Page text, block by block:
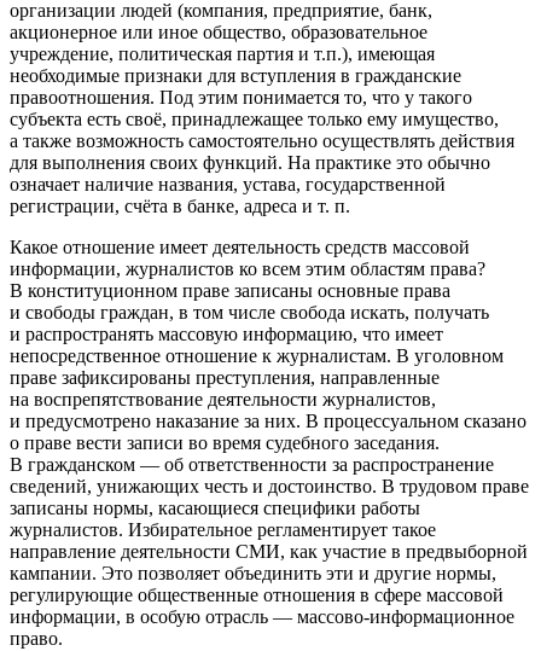
организации людей (компания, предприятие, банк,
акционерное или иное общество, образовательное
учреждение, политическая партия и т.п.), имеющая
необходимые признаки для вступления в гражданские
правоотношения. Под этим понимается то, что у такого
субъекта есть своё, принадлежащее только ему имущество,
а также возможность самостоятельно осуществлять действия
для выполнения своих функций. На практике это обычно
означает наличие названия, устава, государственной
регистрации, счёта в банке, адреса и т. п.
Какое отношение имеет деятельность средств массовой
информации, журналистов ко всем этим областям права?
В конституционном праве записаны основные права
и свободы граждан, в том числе свобода искать, получать
и распространять массовую информацию, что имеет
непосредственное отношение к журналистам. В уголовном
праве зафиксированы преступления, направленные
на воспрепятствование деятельности журналистов,
и предусмотрено наказание за них. В процессуальном сказано
о праве вести записи во время судебного заседания.
В гражданском — об ответственности за распространение
сведений, унижающих честь и достоинство. В трудовом праве
записаны нормы, касающиеся специфики работы
журналистов. Избирательное регламентирует такое
направление деятельности СМИ, как участие в предвыборной
кампании. Это позволяет объединить эти и другие нормы,
регулирующие общественные отношения в сфере массовой
информации, в особую отрасль — массово-информационное
право.